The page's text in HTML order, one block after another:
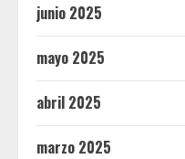
junio 2025
mayo 2025
abril 2025
marzo 2025